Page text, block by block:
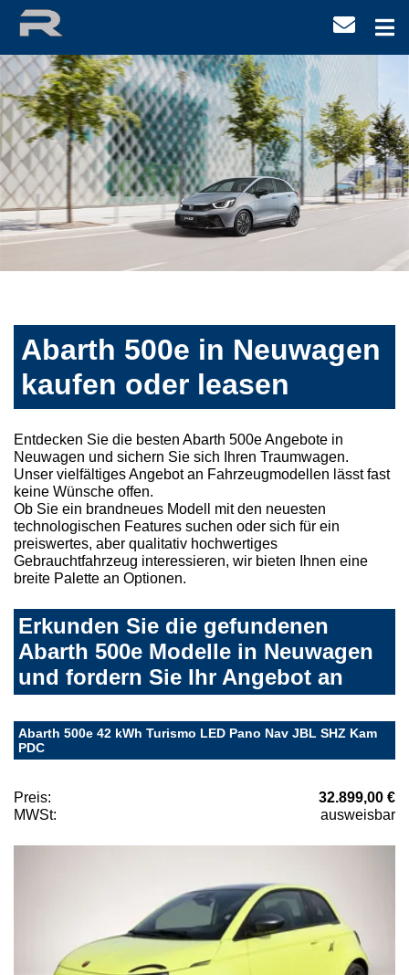
Abarth 500e in Neuwagen
kaufen oder leasen
Entdecken Sie die besten Abarth 500e Angebote in
Neuwagen und sichern Sie sich Ihren Traumwagen.
Unser vielfältiges Angebot an Fahrzeugmodellen lässt fast
keine Wünsche offen.
Ob Sie ein brandneues Modell mit den neuesten
technologischen Features suchen oder sich für ein
preiswertes, aber qualitativ hochwertiges
Gebrauchtfahrzeug interessieren, wir bieten Ihnen eine
breite Palette an Optionen.
Erkunden Sie die gefundenen
Abarth 500e Modelle in Neuwagen
und fordern Sie Ihr Angebot an
Abarth 500e 42 kWh Turismo LED Pano Nav JBL SHZ Kam
PDC
Preis:
32.899,00 €
MWSt:
ausweisbar